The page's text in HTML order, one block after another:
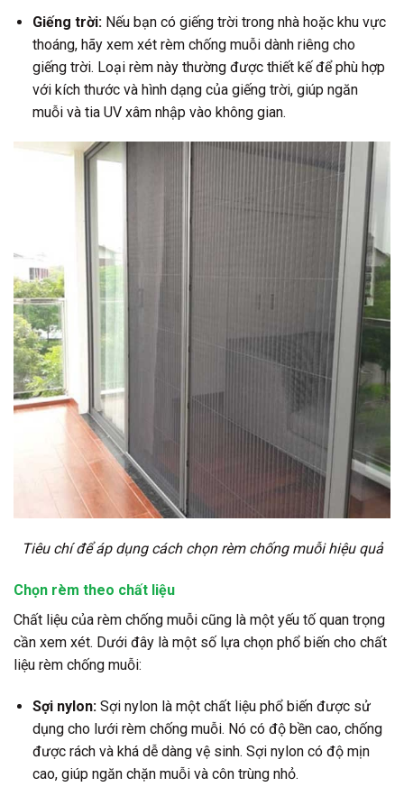
Giếng trời: Nếu bạn có giếng trời trong nhà hoặc khu vực
thoáng, hãy xem xét rèm chống muỗi dành riêng cho
giếng trời. Loại rèm này thường được thiết kế để phù hợp
với kích thước và hình dạng của giếng trời, giúp ngăn
muỗi và tia UV xâm nhập vào không gian.
Tiêu chí để áp dụng cách chọn rèm chống muỗi hiệu quả
Chọn rèm theo chất liệu
Chất liệu của rèm chống muỗi cũng là một yếu tố quan trọng
cần xem xét. Dưới đây là một số lựa chọn phổ biến cho chất
liệu rèm chống muỗi:
Sợi nylon:Sợi nylon là một chất liệu phổ biến được sử
dụng cho lưới rèm chống muỗi. Nó có độ bền cao, chống
được rách và khá dễ dàng vệ sinh. Sợi nylon có độ mịn
cao, giúp ngăn chặn muỗi và côn trùng nhỏ.